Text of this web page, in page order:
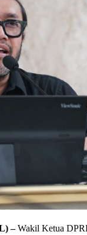
–Wakil Ketua